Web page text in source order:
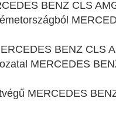
BENZ CLS
BENZ CLS
MERCEDES
MERCEDES